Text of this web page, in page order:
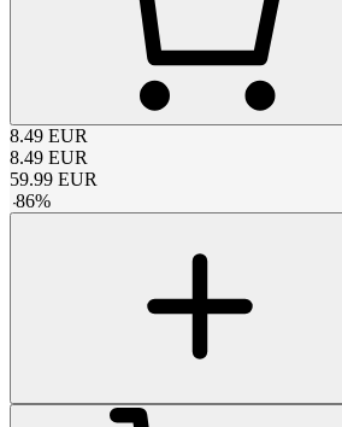
8.49 EUR
8.49 EUR
59.99 EUR
-86%